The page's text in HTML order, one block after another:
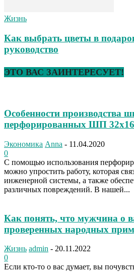
Жизнь
Как выбрать цветы в
руководство
ЭТО ВАС ЗАИНТЕРЕСУЕТ!
Особенности производства
перфорированных ШП 32х16
Экономика Anna - 11.04.2020
0
С помощью использования
можно упростить работу, которая
инженерной системы, а также
различных повреждений. В нашей...
Как понять, что мужчина о
проверенных народных
Жизнь admin - 20.11.2022
0
Если кто-то о вас думает, вы